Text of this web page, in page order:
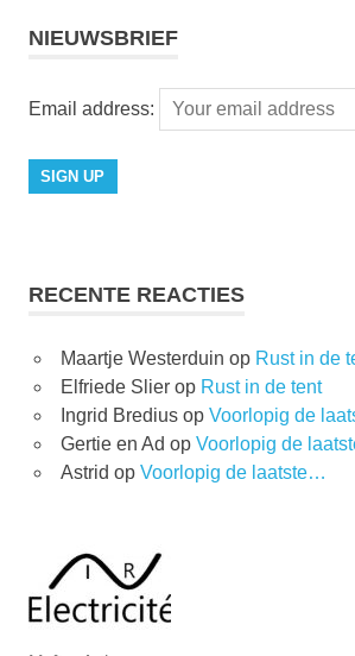
NIEUWSBRIEF
Email address:
RECENTE REACTIES
Maartje Westerduin op Rust in de
Elfriede Slierop Rust in de tent
Ingrid Brediusop Voorlopig de
Gertie en Ad op Voorlopig de
Astrid op Voorlopig de laatste…